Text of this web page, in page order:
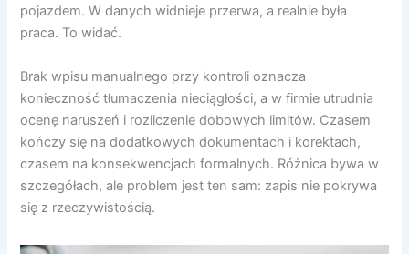
pojazdem. W danych widnieje przerwa, a realnie była
praca. To widać.
Brak wpisu manualnego przy kontroli oznacza
konieczność tłumaczenia nieciągłości, a w firmie utrudnia
ocenę naruszeń i rozliczenie dobowych limitów. Czasem
kończy się na dodatkowych dokumentach i korektach,
czasem na konsekwencjach formalnych. Różnica bywa w
szczegółach, ale problem jest ten sam: zapis nie pokrywa
się z rzeczywistością.